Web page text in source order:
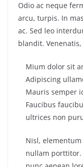
Odio ac neque
arcu, turpis. In
ac. Sed leo
blandit.
Mium dolor sit
Adipiscing
Mauris semper
Faucibus
ultrices non
Nisl,
nullam porttitor.